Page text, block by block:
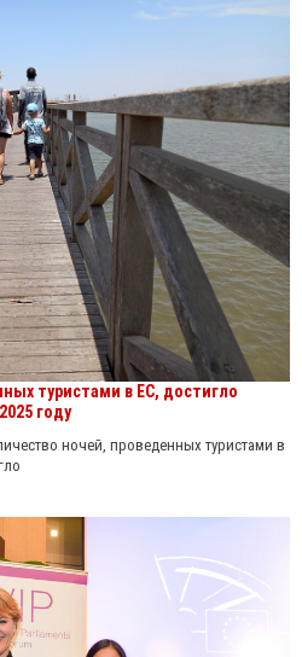
туристами в ЕС, достигло
году
ночей, проведенных туристами в